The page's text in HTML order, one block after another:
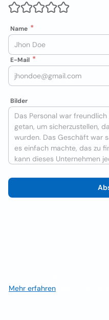
Name
E-Mail
Bilder
Mehr erfahren . Wenn Sie